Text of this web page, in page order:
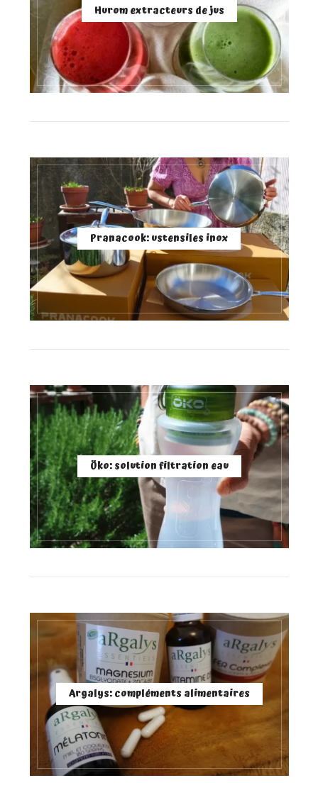
Hurom extracteurs de jus
Pranacook: ustensiles inox
Öko: solution filtration eau
Argalys: compléments alimentaires